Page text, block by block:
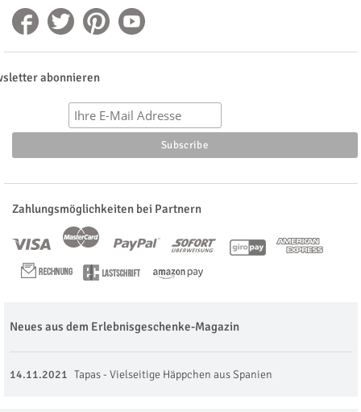
abonnieren
Zahlungsmöglichkeiten bei Partnern
Neues aus dem Erlebnisgeschenke-Magazin
14.11.2021 Tapas - Vielseitige Häppchen aus Spanien